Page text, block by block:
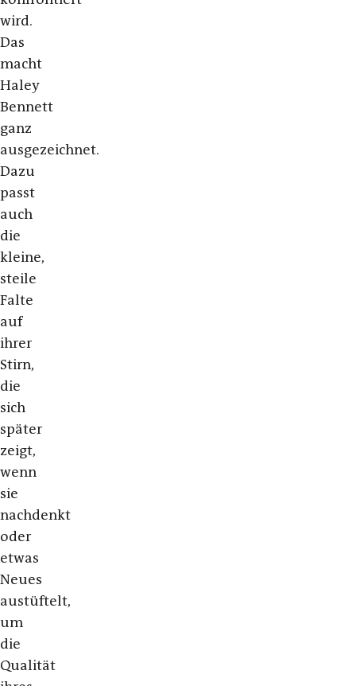
wird.
Das
macht
Haley
Bennett
ganz
ausgezeichnet.
Dazu
passt
auch
die
kleine,
steile
Falte
auf
ihrer
Stirn,
die
sich
später
zeigt,
wenn
sie
nachdenkt
oder
etwas
Neues
austüftelt,
um
die
Qualität